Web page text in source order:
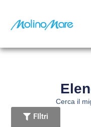
Cerca il
FIltri